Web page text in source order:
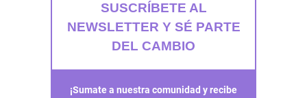
SUSCRÍBETE AL
NEWSLETTER Y SÉ PARTE
DEL CAMBIO
¡Sumate a nuestra comunidad y recibe